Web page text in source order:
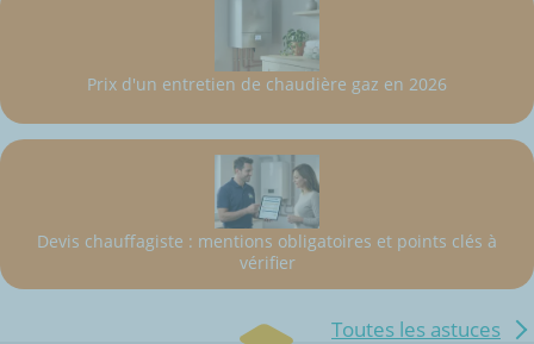
Prix d'un entretien de chaudière gaz en 2026
Devis chauffagiste : mentions obligatoires et points clés à
vérifier
Toutes les astuces